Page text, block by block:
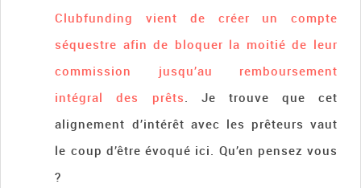
Clubfunding vient de créer un compte
séquestre afin de bloquer la moitié de leur
commission jusqu’au remboursement
intégral des prêts. Je trouve que cet
alignement d’intérêt avec les prêteurs vaut
le coup d’être évoqué ici. Qu’en pensez vous
?